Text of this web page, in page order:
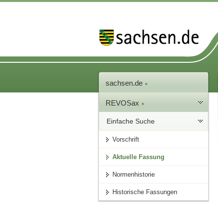
sachsen.de
REVOSax
Einfache Suche
Vorschrift
Aktuelle Fassung
Normenhistorie
Historische Fassungen